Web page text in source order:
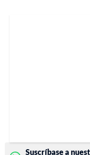
Suscríbase a